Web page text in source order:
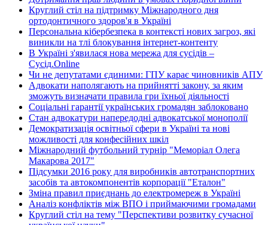
Круглий стіл на підтримку Міжнародного дня
ортодонтичного здоров'я в Україні
Персональна кібербезпека в контексті нових загроз, які
виникли на тлі блокування інтернет-контенту
В Україні з'явилася нова мережа для сусідів –
Сусід.Online
Чи не депутатами єдиними: ГПУ карає чиновників АПУ
Адвокати наполягають на прийнятті закону, за яким
зможуть визначати правила гри їхньої діяльності
Соціальні гарантії українських громадян заблоковано
Стан адвокатури напередодні адвокатської монополії
Демократизація освітньої сфери в Україні та нові
можливості для конфесійних шкіл
Міжнародний футбольний турнір "Меморіал Олега
Макарова 2017"
Підсумки 2016 року для виробників автотранспортних
засобів та автокомпонентів корпорації "Еталон"
Зміна правил приєднань до електромереж в Україні
Аналіз конфліктів між ВПО і приймаючими громадами
Круглий стіл на тему "Перспективи розвитку сучасної